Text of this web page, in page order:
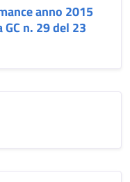
anno 2015
n. 29 del 23